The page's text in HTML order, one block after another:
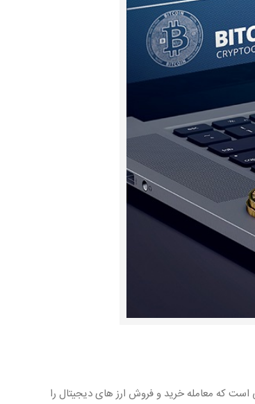
که معامله خرید و فروش ارز های دیجیتال را